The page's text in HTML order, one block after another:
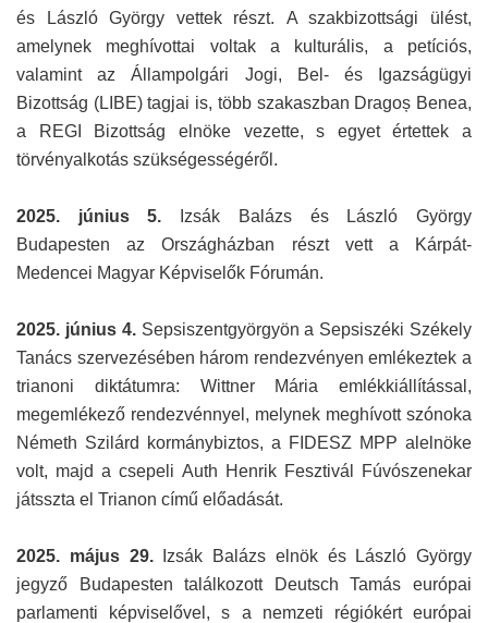
és László György vettek részt. A szakbizottsági ülést,
amelynek meghívottai voltak a kulturális, a petíciós,
valamint az Állampolgári Jogi, Bel- és Igazságügyi
Bizottság (LIBE) tagjai is, több szakaszban Dragoș Benea,
a REGI Bizottság elnöke vezette, s egyet értettek a
törvényalkotás szükségességéről.
2025. június 5. Izsák Balázs és László György
Budapesten az Országházban részt vett a Kárpát-
Medencei Magyar Képviselők Fórumán.
2025. június 4.Sepsiszentgyörgyön a Sepsiszéki Székely
Tanács szervezésében három rendezvényen emlékeztek a
trianoni diktátumra: Wittner Mária emlékkiállítással,
megemlékező rendezvénnyel, melynek meghívott szónoka
Németh Szilárd kormánybiztos, a FIDESZ MPP alelnöke
volt, majd a csepeli Auth Henrik Fesztivál Fúvószenekar
játsszta el Trianon című előadását.
2025. május 29.Izsák Balázs elnök és László György
jegyző Budapesten találkozott Deutsch Tamás európai
parlamenti képviselővel, s a nemzeti régiókért európai